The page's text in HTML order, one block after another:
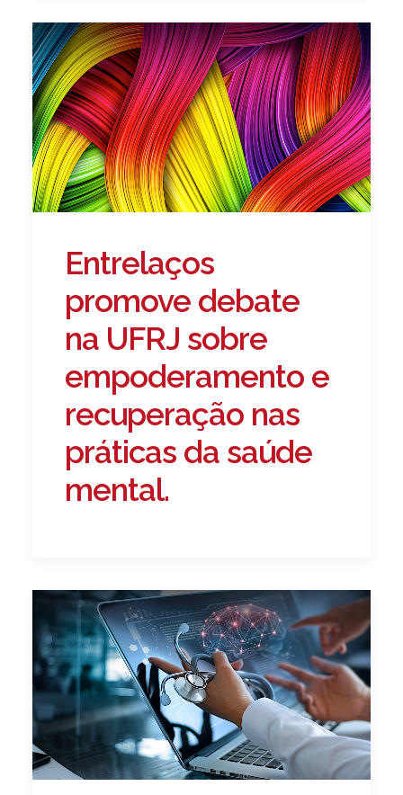
Entrelaços
promove debate
na UFRJ sobre
empoderamento e
recuperação nas
práticas da saúde
mental.